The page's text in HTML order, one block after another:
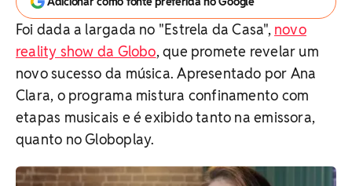
Foi dada a largada no "Estrela da Casa", novo
reality show da Globo, que promete revelar um
novo sucesso da música. Apresentado por Ana
Clara, o programa mistura confinamento com
etapas musicais e é exibido tanto na emissora,
quanto no Globoplay.